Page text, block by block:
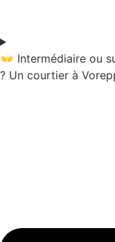
👐 Intermédiaire ou
? Un courtier à